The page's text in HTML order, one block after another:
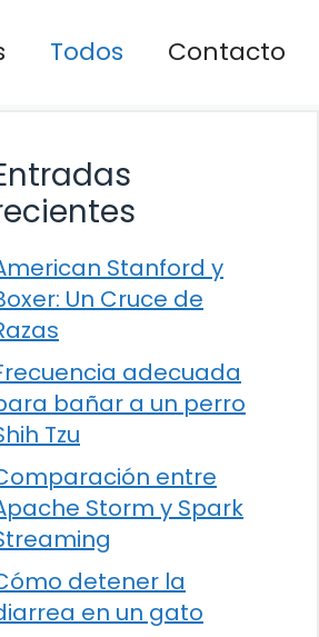
Todos Contacto
Stanford y
Un Cruce de
adecuada
bañar a un perro
Tzu
entre
Storm y Spark
detener la
en un gato